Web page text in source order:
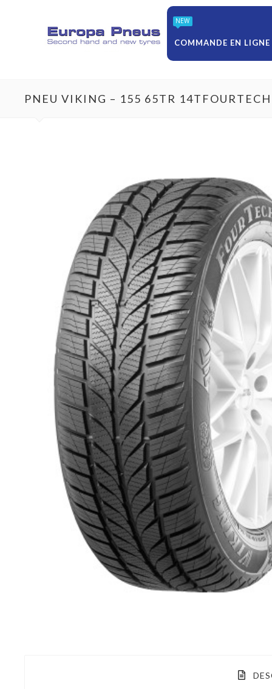
NEW
COMMANDE EN LIGNE
PNEU VIKING – 155 65TR 14TFOURTECH